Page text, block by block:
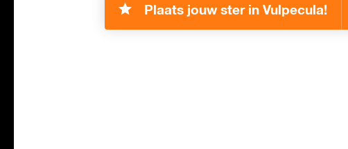
Plaats jouw ster in Vulpecula!